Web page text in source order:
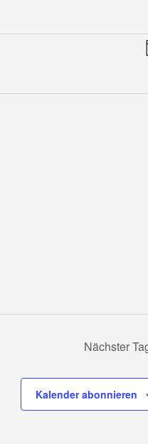
Nächster
Kalender abonnieren